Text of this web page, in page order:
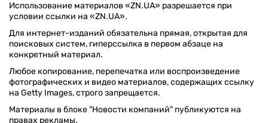
Использование материалов «ZN.UA» разрешается при
условии ссылки на «ZN.UA».
Для интернет-изданий обязательна прямая, открытая для
поисковых систем, гиперссылка в первом абзаце на
конкретный материал.
Любое копирование, перепечатка или воспроизведение
фотографических и видео материалов, содержащих ссылку
на Getty Images, строго запрещается.
Материалы в блоке "Новости компаний" публикуются на
правах рекламы.